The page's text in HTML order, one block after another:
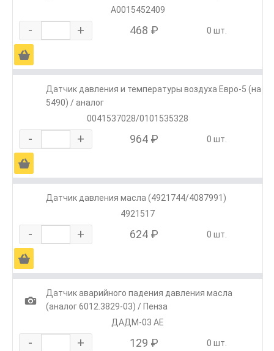
A0015452409
- + 468 ₽ 0 шт.
Ä
Датчик давления и температуры воздуха Евро-5 (на
5490) / аналог
0041537028/0101535328
- + 964 ₽ 0 шт.
Ä
Датчик давления масла (4921744/4087991)
4921517
- + 624 ₽ 0 шт.
Ä
1
Датчик аварийного падения давления масла
(аналог 6012.3829-03) / Пенза
ДАДМ-03 АЕ
- + 129 ₽ 0 шт.